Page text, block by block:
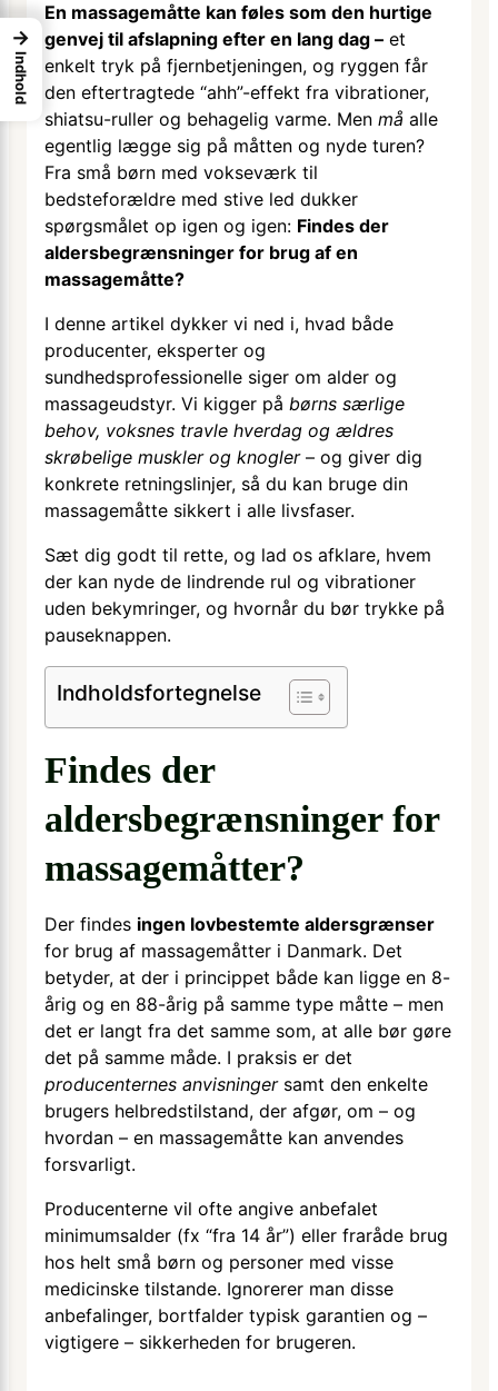
En massagemåtte kan føles som den hurtige
genvej til afslapning efter en lang dag – et
enkelt tryk på fjernbetjeningen, og ryggen får
den eftertragtede “ahh”-effekt fra vibrationer,
shiatsu-ruller og behagelig varme. Men må alle
egentlig lægge sig på måtten og nyde turen?
Fra små børn med vokseværk til
bedsteforældre med stive led dukker
spørgsmålet op igen og igen: Findes der
aldersbegrænsninger for brug af en
massagemåtte?
I denne artikel dykker vi ned i, hvad både
producenter, eksperter og
sundhedsprofessionelle siger om alder og
massageudstyr. Vi kigger på børns særlige
behov, voksnes travle hverdag og ældres
skrøbelige muskler og knogler– og giver dig
konkrete retningslinjer, så du kan bruge din
massagemåtte sikkert i alle livsfaser.
Sæt dig godt til rette, og lad os afklare, hvem
der kan nyde de lindrende rul og vibrationer
uden bekymringer, og hvornår du bør trykke på
pauseknappen.
Indholdsfortegnelse
Findes der
aldersbegrænsninger for
massagemåtter?
Der findes ingen lovbestemte aldersgrænser
for brug af massagemåtter i Danmark. Det
betyder, at der i princippet både kan ligge en 8-
årig og en 88-årig på samme type måtte – men
det er langt fra det samme som, at alle bør gøre
det på samme måde. I praksis er det
producenternes anvisningersamt den enkelte
brugers helbredstilstand, der afgør, om – og
hvordan – en massagemåtte kan anvendes
forsvarligt.
Producenterne vil ofte angive anbefalet
minimumsalder (fx “fra 14 år”) eller fraråde brug
hos helt små børn og personer med visse
medicinske tilstande. Ignorerer man disse
anbefalinger, bortfalder typisk garantien og –
vigtigere – sikkerheden for brugeren.
→
Indhold